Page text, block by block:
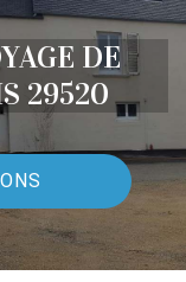
DE
29520